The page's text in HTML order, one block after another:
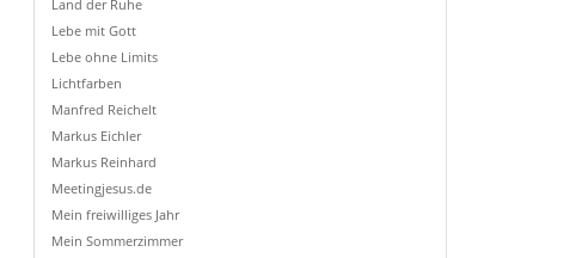
Land der Ruhe
Lebe mit Gott
Lebe ohne Limits
Lichtfarben
Manfred Reichelt
Markus Eichler
Markus Reinhard
Meetingjesus.de
Mein freiwilliges Jahr
Mein Sommerzimmer